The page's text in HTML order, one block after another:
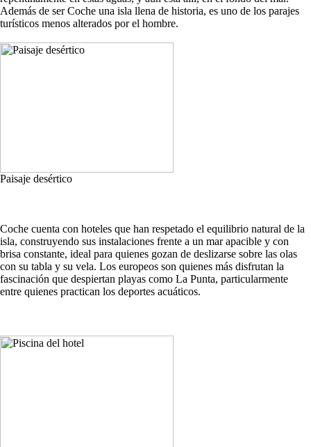
Además de ser Coche una isla llena de historia, es uno de los parajes
turísticos menos alterados por el hombre.
Paisaje desértico
Coche cuenta con hoteles que han respetado el equilibrio natural de la
isla, construyendo sus instalaciones frente a un mar apacible y con
brisa constante, ideal para quienes gozan de deslizarse sobre las olas
con su tabla y su vela. Los europeos son quienes más disfrutan la
fascinación que despiertan playas como La Punta, particularmente
entre quienes practican los deportes acuáticos.